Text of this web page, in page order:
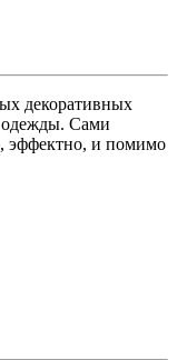
декоративных
одежды. Сами
эффектно, и помимо